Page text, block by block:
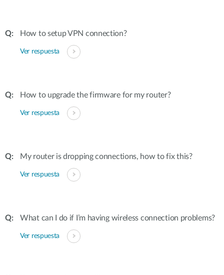
How to setup VPN connection?
Ver respuesta
How to upgrade the firmware for my router?
Ver respuesta
My router is dropping connections, how to fix this?
Ver respuesta
What can I do if I’m having wireless connection problems?
Ver respuesta